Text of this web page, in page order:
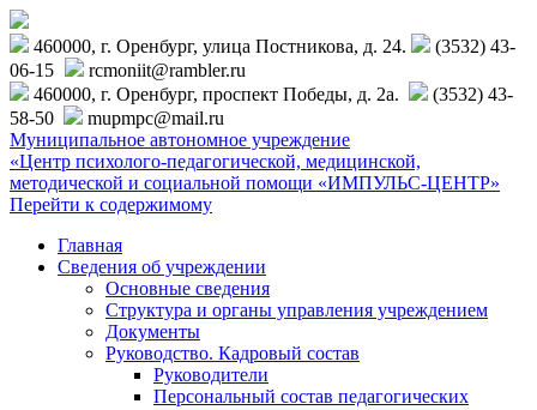
460000, г. Оренбург, улица Постникова, д. 24.
(3532) 43-
06-15
rcmoniit@rambler.ru
460000, г. Оренбург, проспект Победы, д. 2а.
(3532) 43-
58-50
mupmpc@mail.ru
Муниципальное автономное учреждение
«Центр психолого-педагогической, медицинской,
методической и социальной помощи «ИМПУЛЬС-ЦЕНТР»
Перейти к содержимому
Главная
Сведения об учреждении
Основные сведения
Структура и органы управления учреждением
Документы
Руководство. Кадровый состав
Руководители
Персональный состав педагогических